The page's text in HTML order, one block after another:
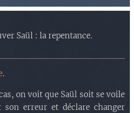
Saül : la repentance.
.
on voit que Saül soit se voile
erreur et déclare changer